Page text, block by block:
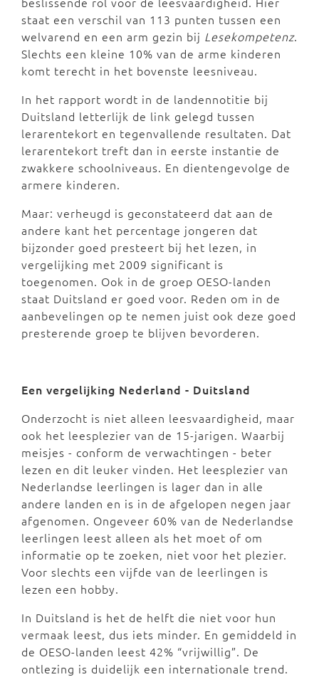
staat een verschil van 113 punten tussen een
welvarend en een arm gezin bij Lesekompetenz.
Slechts een kleine 10% van de arme kinderen
komt terecht in het bovenste leesniveau.
In het rapport wordt in de landennotitie bij
Duitsland letterlijk de link gelegd tussen
lerarentekort en tegenvallende resultaten. Dat
lerarentekort treft dan in eerste instantie de
zwakkere schoolniveaus. En dientengevolge de
armere kinderen.
Maar: verheugd is geconstateerd dat aan de
andere kant het percentage jongeren dat
bijzonder goed presteert bij het lezen, in
vergelijking met 2009 significant is
toegenomen. Ook in de groep OESO-landen
staat Duitsland er goed voor. Reden om in de
aanbevelingen op te nemen juist ook deze goed
presterende groep te blijven bevorderen.
Een vergelijking Nederland - Duitsland
Onderzocht is niet alleen leesvaardigheid, maar
ook het leesplezier van de 15-jarigen. Waarbij
meisjes - conform de verwachtingen - beter
lezen en dit leuker vinden. Het leesplezier van
Nederlandse leerlingen is lager dan in alle
andere landen en is in de afgelopen negen jaar
afgenomen. Ongeveer 60% van de Nederlandse
leerlingen leest alleen als het moet of om
informatie op te zoeken, niet voor het plezier.
Voor slechts een vijfde van de leerlingen is
lezen een hobby.
In Duitsland is het de helft die niet voor hun
vermaak leest, dus iets minder. En gemiddeld in
de OESO-landen leest 42% “vrijwillig”. De
ontlezing is duidelijk een internationale trend.